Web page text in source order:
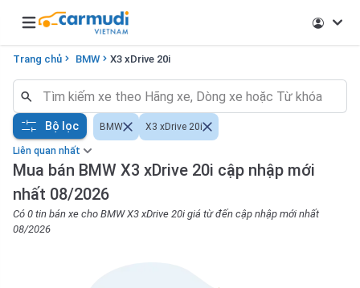
Open main menu
Trang chủ BMW X3 xDrive 20i
Liên quan nhất
Mua bán BMW X3 xDrive 20i cập nhập mới
nhất 08/2026
Có 0 tin bán xe cho BMW X3 xDrive 20i giá từ đến cập nhập mới nhất
08/2026
Bộ lọc BMW X3 xDrive 20i